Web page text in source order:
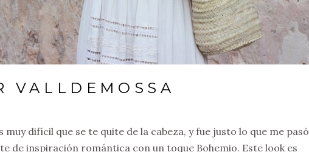
VALLDEMOSSA
difícil que se te quite de la cabeza, y fue justo lo que me pasó
de inspiración romántica con un toque Bohemio. Este look es